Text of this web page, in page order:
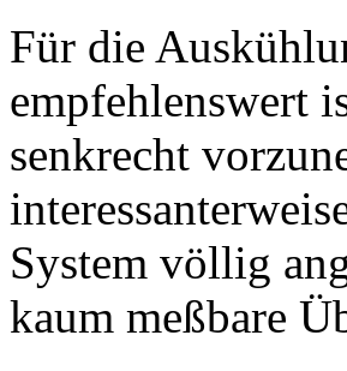
Für die
empfehlenswert
senkrecht
System völlig
kaum meßbare